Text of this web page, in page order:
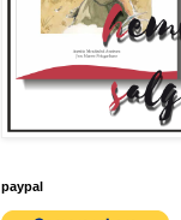
paypal